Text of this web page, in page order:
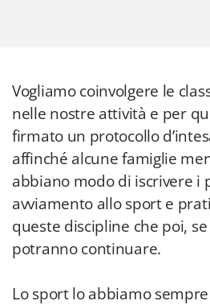
Vogliamo coinvolgere le
nelle nostre attività e per
firmato un protocollo
affinché alcune famiglie
abbiano modo di iscrivere i
avviamento allo sport e
queste discipline che poi,
potranno continuare.
Lo sport lo abbiamo